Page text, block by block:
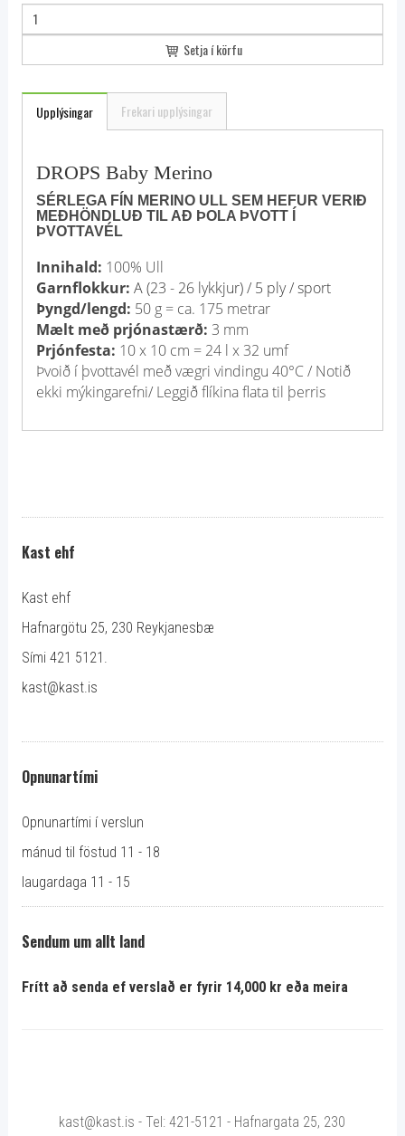
Setja í körfu
Upplýsingar Frekari upplýsingar
DROPS Baby Merino
SÉRLEGA FÍN MERINO ULL SEM HEFUR VERIÐ
MEÐHÖNDLUÐ TIL AÐ ÞOLA ÞVOTT Í
ÞVOTTAVÉL
Innihald: 100% Ull
Garnflokkur: A (23 - 26 lykkjur) / 5 ply / sport
Þyngd/lengd: 50 g = ca. 175 metrar
Mælt með prjónastærð: 3 mm
Prjónfesta: 10 x 10 cm = 24 l x 32 umf
Þvoið í þvottavél með vægri vindingu 40°C / Notið
ekki mýkingarefni/ Leggið flíkina flata til þerris
Kast ehf
Kast ehf
Hafnargötu 25, 230 Reykjanesbæ
Sími 421 5121.
kast@kast.is
Opnunartími
Opnunartími í verslun
mánud til föstud 11 - 18
laugardaga 11 - 15
Sendum um allt land
Frítt að senda ef verslað er fyrir 14,000 kr eða meira
kast@kast.is - Tel: 421-5121 - Hafnargata 25, 230